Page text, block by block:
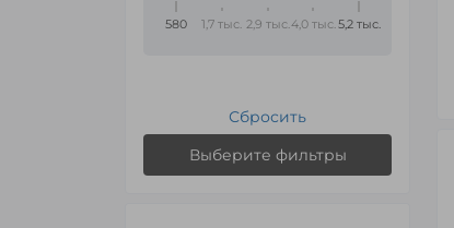
580 1,7 тыс. 2,9 тыс.4,0 тыс.5,2 тыс.
Сбросить
Выберите фильтры